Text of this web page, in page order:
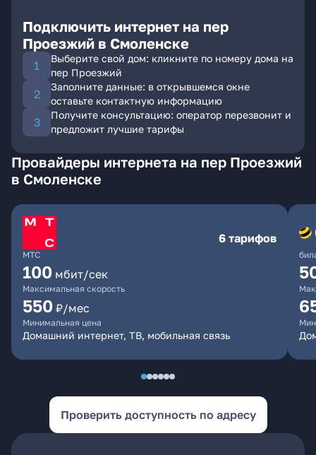
Подключить интернет на пер
Проезжий в Смоленске
Выберите свой дом: кликните по номеру дома на
пер Проезжий
Заполните данные: в открывшемся окне
оставьте контактную информацию
Получите консультацию: оператор перезвонит и
предложит лучшие тарифы
Провайдеры интернета на пер Проезжий
в Смоленске
МТС
6 тарифов
100 мбит/сек
Максимальная скорость
550 ₽/мес
Минимальная цена
Домашний интернет, ТВ, мобильная связь
Проверить доступность по адресу